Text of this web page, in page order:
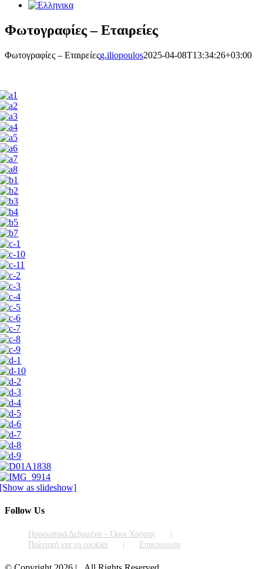
Φωτογραφίες – Εταιρείες
Φωτογραφίες – Εταιρείεςg.iliopoulos2025-04-08T13:34:26+03:00
[Show as slideshow]
Follow Us
Προσωπικά Δεδομένα – Όροι Χρήσης
Πολιτική για τα cookies
Επικοινωνία